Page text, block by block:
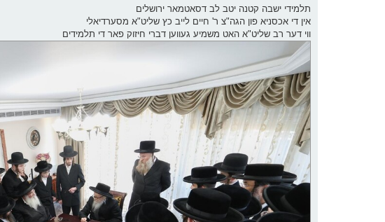
תלמידי ישבה קטנה יטב לב דסאטמאר ירושלים
אין די אכסניא פון הגה"צ ר' חיים לייב כץ שליט"א מסערדיאלי
ווי דער רב שליט"א האט משמיע געווען דברי חיזוק פאר די תלמידים